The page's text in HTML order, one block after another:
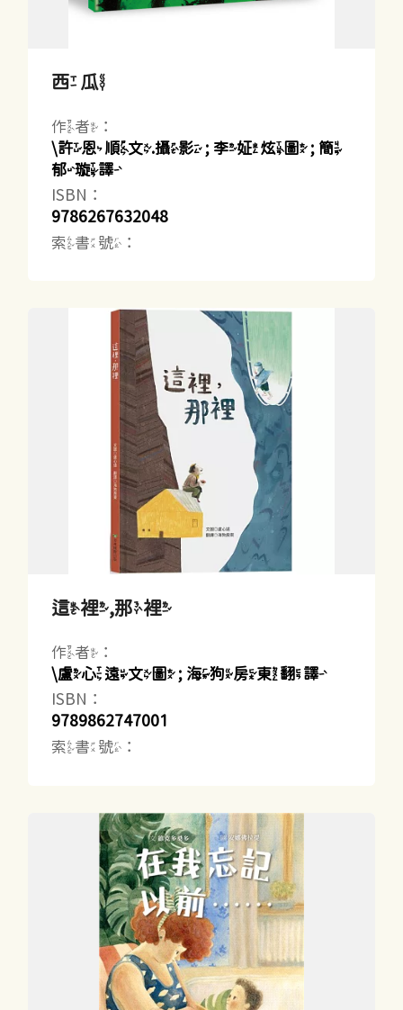
西瓜
作者：
\許恩順文.攝影 ; 李姃炫圖 ; 簡
郁璇譯
ISBN：
9786267632048
索書號：
這裡,那裡
作者：
\盧心遠文圖 ; 海狗房東翻譯
ISBN：
9789862747001
索書號：